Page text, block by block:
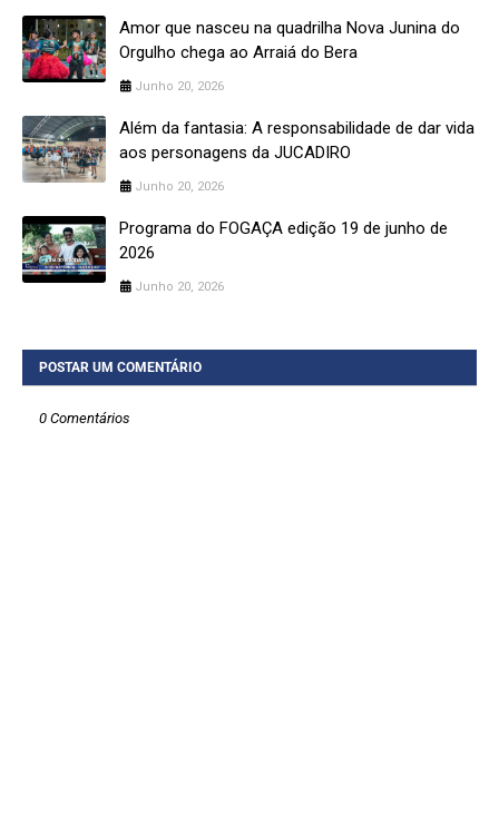
Amor que nasceu na quadrilha Nova Junina do
Orgulho chega ao Arraiá do Bera
Junho 20, 2026
Além da fantasia: A responsabilidade de dar vida
aos personagens da JUCADIRO
Junho 20, 2026
Programa do FOGAÇA edição 19 de junho de
2026
Junho 20, 2026
POSTAR UM COMENTÁRIO
0 Comentários